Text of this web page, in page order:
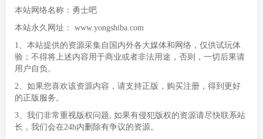
本站网络名称：勇士吧
本站永久网址： www.yongshiba.com
1、本站提供的资源采集自国内外各大媒体和网络，仅供试玩体
验；不得将上述内容用于商业或者非法用途，否则，一切后果请
用户自负。
2、如果您喜欢该资源内容，请支持正版，购买注册，得到更好
的正版服务。
3、我们非常重视版权问题, 如果有侵犯版权的资源请尽快联系站
长，我们会在24h内删除有争议的资源。